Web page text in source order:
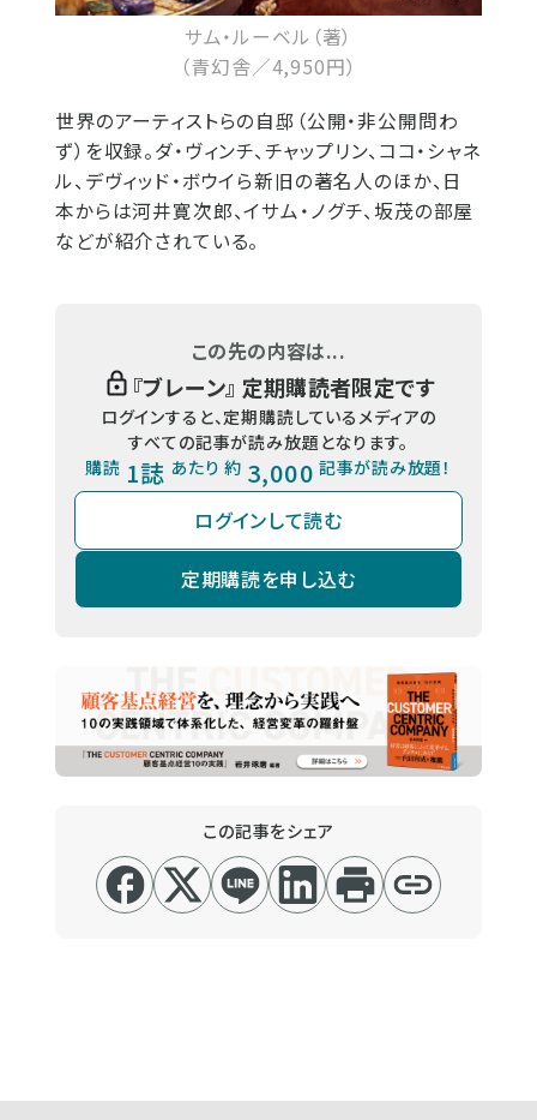
サム・ルーベル（著）
（青幻舎／4,950円）
世界のアーティストらの自邸（公開・非公開問わ
ず）を収録。ダ・ヴィンチ、チャップリン、ココ・シャネ
ル、デヴィッド・ボウイら新旧の著名人のほか、日
本からは河井寛次郎、イサム・ノグチ、坂茂の部屋
などが紹介されている。
この先の内容は...
『ブレーン』 定期購読者限定です
ログインすると、定期購読しているメディアの
すべての記事が読み放題となります。
購読 1誌 あたり 約 3,000 記事が読み放題！
ログインして読む
定期購読を申し込む
この記事をシェア